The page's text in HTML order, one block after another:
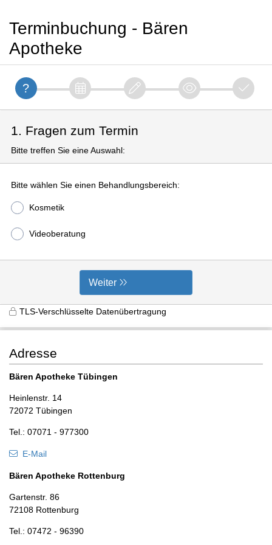
Terminbuchung - Bären
Apotheke
1. Fragen zum Termin
Bitte treffen Sie eine Auswahl:
Bitte wählen Sie einen Behandlungsbereich:
Kosmetik
Videoberatung
Weiter
TLS-Verschlüsselte Datenübertragung
Adresse
Bären Apotheke Tübingen
Heinlenstr. 14
72072 Tübingen
Tel.: 07071 - 977300
E-Mail
Bären Apotheke Rottenburg
Gartenstr. 86
72108 Rottenburg
Tel.: 07472 - 96390